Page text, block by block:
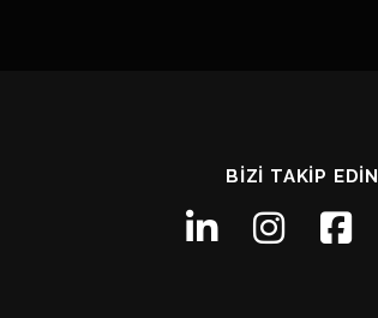
BIZI TAKIP EDIN